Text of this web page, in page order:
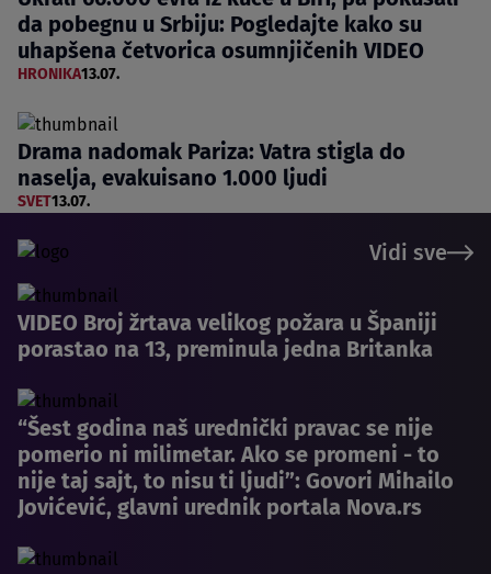
da pobegnu u Srbiju: Pogledajte kako su
uhapšena četvorica osumnjičenih VIDEO
HRONIKA13.07.
Drama nadomak Pariza: Vatra stigla do
naselja, evakuisano 1.000 ljudi
SVET13.07.
Vidi sve
VIDEO Broj žrtava velikog požara u Španiji
porastao na 13, preminula jedna Britanka
“Šest godina naš urednički pravac se nije
pomerio ni milimetar. Ako se promeni - to
nije taj sajt, to nisu ti ljudi”: Govori Mihailo
Jovićević, glavni urednik portala Nova.rs